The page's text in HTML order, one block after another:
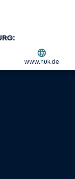
www.huk.de